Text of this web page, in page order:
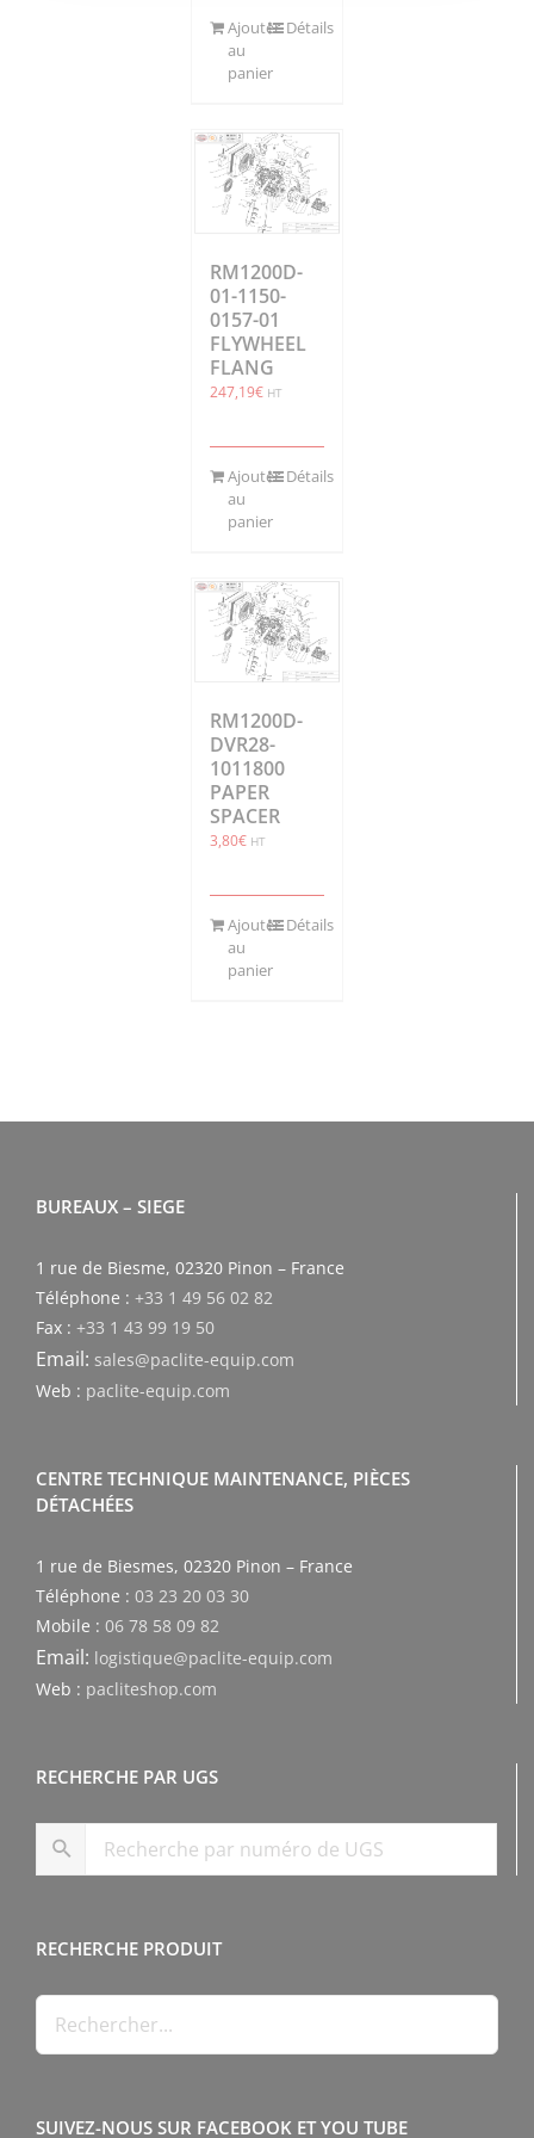
Ajouter
au
panier
Détails
RM1200D-
01-1150-
0157-01
FLYWHEEL
FLANG
247,19€ HT
Ajouter
au
panier
Détails
RM1200D-
DVR28-
1011800
PAPER
SPACER
3,80€ HT
Ajouter
au
panier
Détails
BUREAUX – SIEGE
1 rue de Biesme, 02320 Pinon – France
Téléphone : +33 1 49 56 02 82
Fax : +33 1 43 99 19 50
Email: sales@paclite-equip.com
Web : paclite-equip.com
CENTRE TECHNIQUE MAINTENANCE, PIÈCES
DÉTACHÉES
1 rue de Biesmes, 02320 Pinon – France
Téléphone : 03 23 20 03 30
Mobile : 06 78 58 09 82
Email: logistique@paclite-equip.com
Web : pacliteshop.com
RECHERCHE PAR UGS
RECHERCHE PRODUIT
SUIVEZ-NOUS SUR FACEBOOK ET YOU TUBE